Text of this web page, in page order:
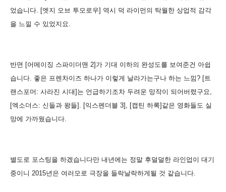
었습니다. [엣지 오브 투모로우] 역시 덕 라이먼의 탁월한 상업적 감각
을 느낄 수 있었지요.
반면 [어메이징 스파이더맨 2]가 기대 이하의 완성도를 보여준건 아쉽
습니다. 좋은 프렌차이즈 하나가 이렇게 날라가는구나 하는 느낌? [트
랜스포머: 사라진 시대]는 언급하기조차 두려운 망작이 되어버렸구요,
[엑소더스: 신들과 왕들]. [익스펜더블 3], [캡틴 하록]같은 영화들도 실
망에 가까웠습니다.
별도로 포스팅을 하겠습니다만 내년에는 정말 후덜덜한 라인업이 대기
중이니 2015년은 여러모로 극장을 들락날락하게될 것 같습니다.